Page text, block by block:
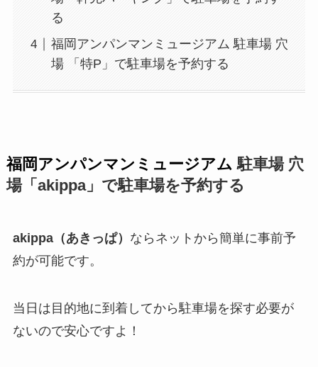
る
福岡アンパンマンミュージアム 駐車場 穴
場 「特P」で駐車場を予約する
福岡アンパンマンミュージアム 駐車場 穴
場「akippa」で駐車場を予約する
akippa（あきっぱ） ならネットから簡単に事前予
約が可能です。
当日は目的地に到着してから駐車場を探す必要が
ないので安心ですよ！